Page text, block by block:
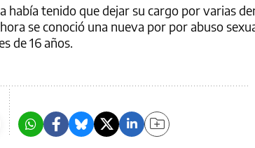
había tenido que dejar su cargo por varias
se conoció una nueva por por abuso
de 16 años.